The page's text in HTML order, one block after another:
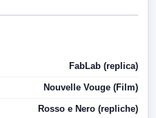
FabLab (replica)
Nouvelle Vouge (Film)
Rosso e Nero (repliche)